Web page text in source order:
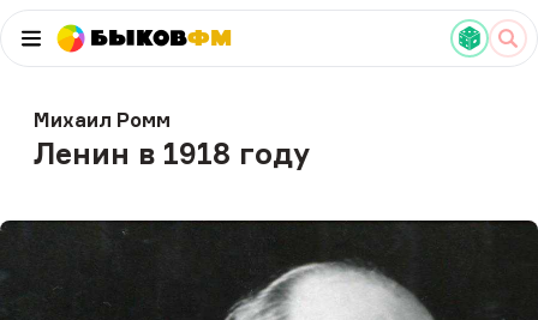
БыковФМ
Михаил Ромм
Ленин в 1918 году